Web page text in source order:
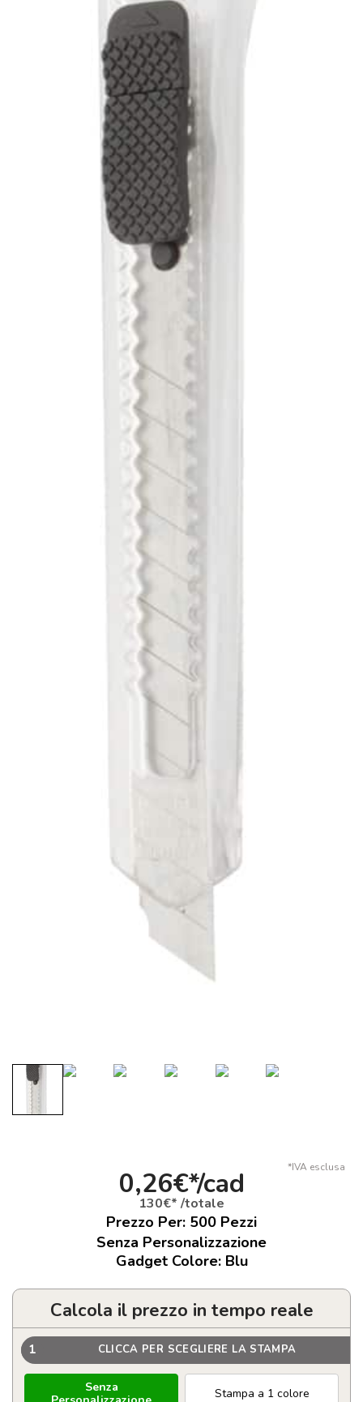
*IVA esclusa
0,26€*/cad
130€* /totale
Prezzo Per: 500 Pezzi
Senza Personalizzazione
Gadget Colore: Blu
Calcola il prezzo in tempo reale
1 CLICCA PER SCEGLIERE LA STAMPA
Senza
Stampa a 1 colore